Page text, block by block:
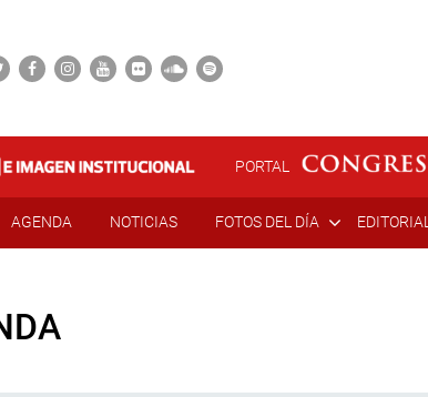
PORTAL
AGENDA NOTICIAS FOTOS DEL DÍA EDITORIAL